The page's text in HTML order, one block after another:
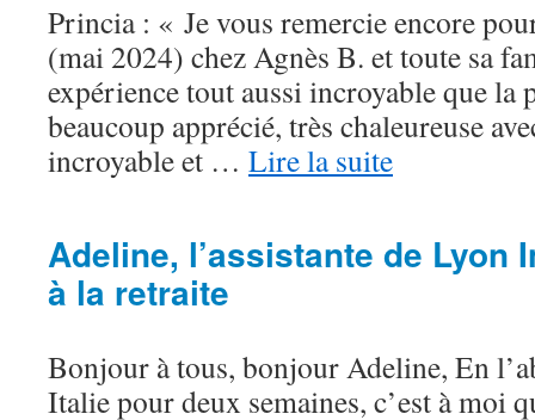
Princia : « Je vous remercie encore
(mai 2024) chez Agnès B. et toute sa
expérience tout aussi incroyable que la
beaucoup apprécié, très chaleureuse
incroyable et … Lire la suite
Adeline, l’assistante de Lyon
à la retraite
Bonjour à tous, bonjour Adeline, En
Italie pour deux semaines, c’est à moi